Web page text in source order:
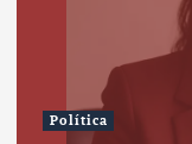
Política